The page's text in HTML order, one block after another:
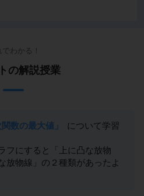
でわかる！
の解説授業
関数の最大値」
について学習
フにすると「上に凸な放物
放物線」の２種類があったよ